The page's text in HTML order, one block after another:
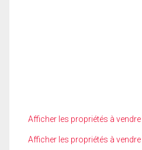
Afficher les propriétés à vendre
Afficher les propriétés à